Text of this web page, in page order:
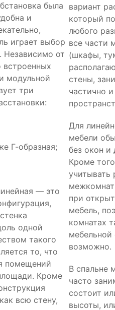
была
и
играет выбор
Независимо от
встроенных
модульной
три
Г-образная;
— это
одной
такого
то, что
помещений
Кроме
всю стену,
вариант
который
любого
все части
(шкафы,
стены,
частично
Для
мебели
без окон и
Кроме
учитывать
при
мебель,
комнатах
мебельной
возможно.
В спальне
часто
состоит
высоты,